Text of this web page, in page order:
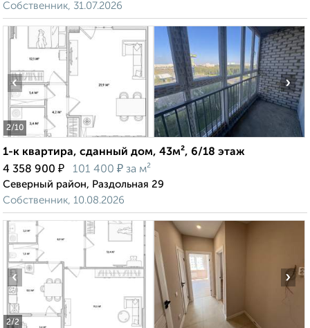
Собственник, 31.07.2026
2/10
‹ ›
1-к квартира, сданный дом, 43м², 6/18 этаж
4 358 900 ₽ 101 400 ₽ за м²
Северный район, Раздольная 29
Собственник, 10.08.2026
2/2
‹ ›